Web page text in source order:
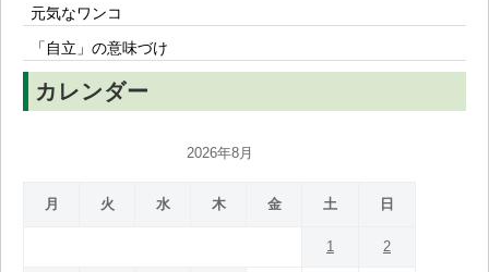
元気なワンコ
「自立」の意味づけ
カレンダー
2026年8月
月 火 水 木 金 土 日
1 2